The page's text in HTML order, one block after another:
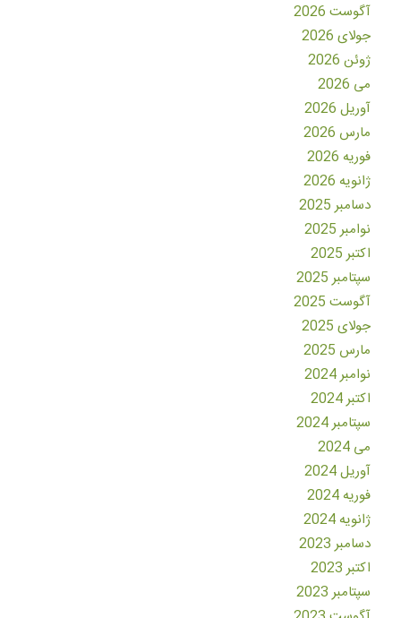
آگوست 2026
جولای 2026
ژوئن 2026
می 2026
آوریل 2026
مارس 2026
فوریه 2026
ژانویه 2026
دسامبر 2025
نوامبر 2025
اکتبر 2025
سپتامبر 2025
آگوست 2025
جولای 2025
مارس 2025
نوامبر 2024
اکتبر 2024
سپتامبر 2024
می 2024
آوریل 2024
فوریه 2024
ژانویه 2024
دسامبر 2023
اکتبر 2023
سپتامبر 2023